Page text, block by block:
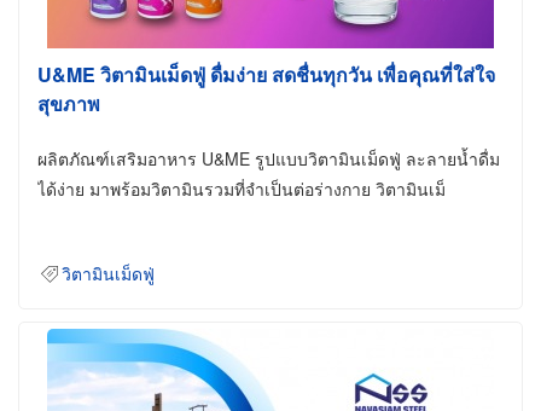
U&ME วิตามินเม็ดฟู่ ดื่มง่าย สดชื่นทุกวัน เพื่อคุณที่ใส่ใจ
สุขภาพ
ผลิตภัณฑ์เสริมอาหาร U&ME รูปแบบวิตามินเม็ดฟู่ ละลายน้ำดื่ม
ได้ง่าย มาพร้อมวิตามินรวมที่จำเป็นต่อร่างกาย วิตามินเม็
วิตามินเม็ดฟู่